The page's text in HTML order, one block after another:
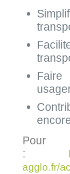
Faire
Pour
:
agglo.fr/